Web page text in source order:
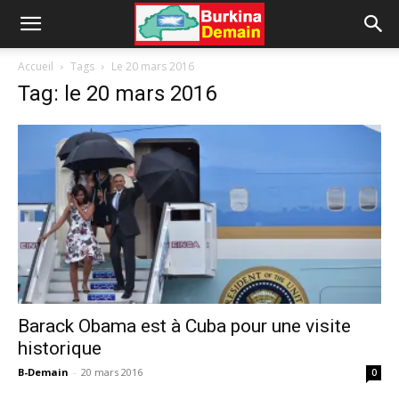
Accueil Tags Le 20 mars 2016
Tag: le 20 mars 2016
Barack Obama est à Cuba pour une visite
historique
B-Demain - 20 mars 2016 0